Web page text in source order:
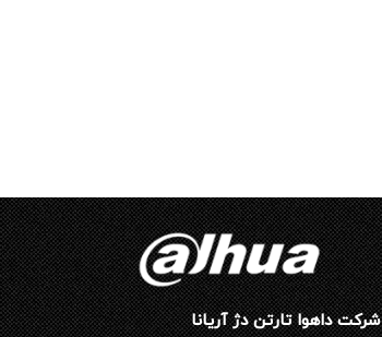
شرکت داهوا تارتن دژ آریانا